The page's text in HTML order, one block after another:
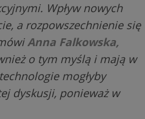
Wpływ nowych
a rozpowszechnienie się
Anna Falkowska,
o tym myślą i mają w
mogłyby
dyskusji, ponieważ w